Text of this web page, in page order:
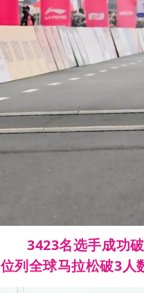
3423名选手成功
位列全球马拉松破3人